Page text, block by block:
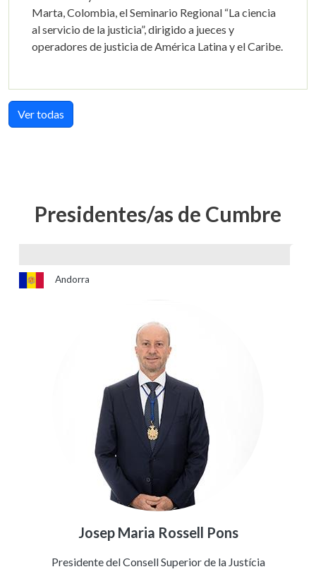
Marta, Colombia, el Seminario Regional “La ciencia
al servicio de la justicia”, dirigido a jueces y
operadores de justicia de América Latina y el Caribe.
Ver todas
Presidentes/as de Cumbre
Andorra
Josep Maria Rossell Pons
Presidente del Consell Superior de la Justícia